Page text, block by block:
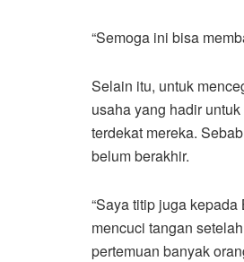
“Semoga ini bisa
Selain itu, untuk
usaha yang hadir
terdekat mereka.
belum berakhir.
“Saya titip juga
mencuci tangan
pertemuan banyak